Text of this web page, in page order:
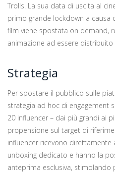
Trolls. La sua data di uscita al
primo grande lockdown a causa
film viene spostata on demand,
animazione ad essere
Strategia
Per spostare il pubblico sulle
strategia ad hoc di engagement
20 influencer – dai più grandi ai
propensione sul target di
influencer ricevono
unboxing dedicato e hanno la
anteprima esclusiva,